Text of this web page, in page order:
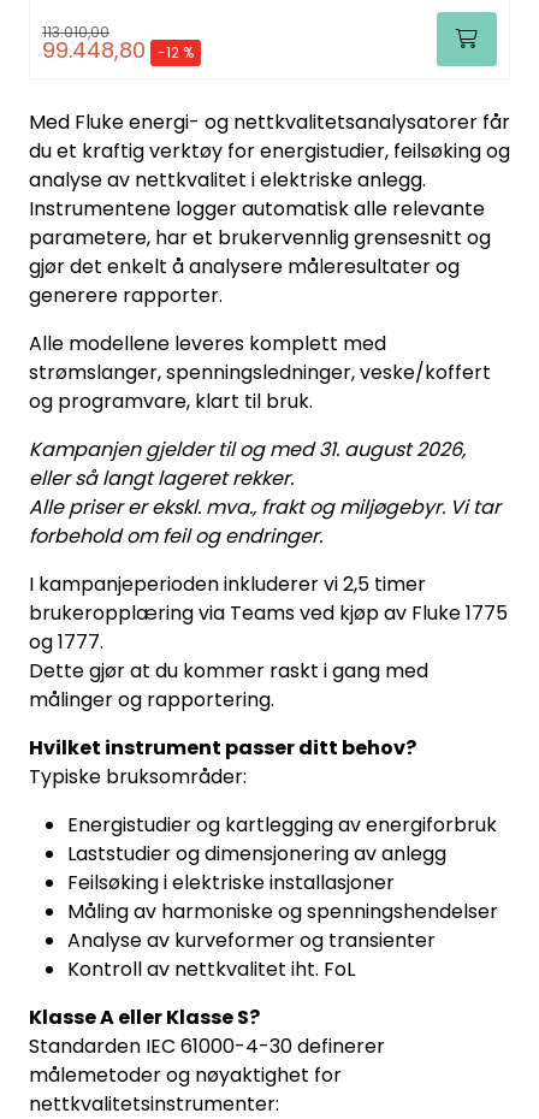
113.010,00
99.448,80 -12 %
Med Fluke energi- og nettkvalitetsanalysatorer får
du et kraftig verktøy for energistudier, feilsøking og
analyse av nettkvalitet i elektriske anlegg.
Instrumentene logger automatisk alle relevante
parametere, har et brukervennlig grensesnitt og
gjør det enkelt å analysere måleresultater og
generere rapporter.
Alle modellene leveres komplett med
strømslanger, spenningsledninger, veske/koffert
og programvare, klart til bruk.
Kampanjen gjelder til og med 31. august 2026,
eller så langt lageret rekker.
Alle priser er ekskl. mva., frakt og miljøgebyr. Vi tar
forbehold om feil og endringer.
I kampanjeperioden inkluderer vi 2,5 timer
brukeropplæring via Teams ved kjøp av Fluke 1775
og 1777.
Dette gjør at du kommer raskt i gang med
målinger og rapportering.
Hvilket instrument passer ditt behov?
Typiske bruksområder:
Energistudier og kartlegging av energiforbruk
Laststudier og dimensjonering av anlegg
Feilsøking i elektriske installasjoner
Måling av harmoniske og spenningshendelser
Analyse av kurveformer og transienter
Kontroll av nettkvalitet iht. FoL
Klasse A eller Klasse S?
Standarden IEC 61000-4-30 definerer
målemetoder og nøyaktighet for
nettkvalitetsinstrumenter: